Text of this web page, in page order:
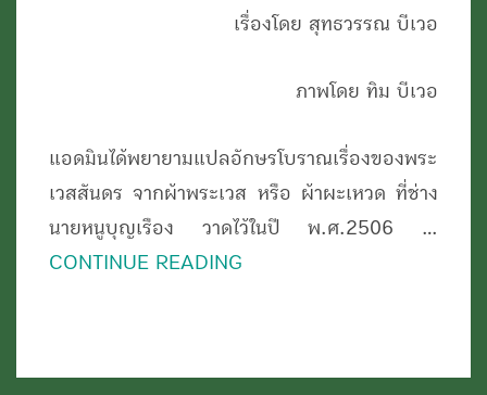
ของ
เรือง
พ.ศ.2506
วัด
เรื่องโดย สุทธวรรณ บีเวอ
ภาพโดย ทิม บีเวอ
แอดมินได้พยายามแปลอักษรโบราณเรื่องของพระ
เวสสันดร จากผ้าพระเวส หรือ ผ้าผะเหวด ที่ช่าง
นายหนูบุญเรือง วาดไว้ในปี พ.ศ.2506 …
CONTINUE READING